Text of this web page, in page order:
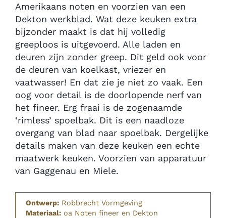
Amerikaans noten en voorzien van een
Dekton werkblad. Wat deze keuken extra
bijzonder maakt is dat hij volledig
greeploos is uitgevoerd. Alle laden en
deuren zijn zonder greep. Dit geld ook voor
de deuren van koelkast, vriezer en
vaatwasser! En dat zie je niet zo vaak. Een
oog voor detail is de doorlopende nerf van
het fineer. Erg fraai is de zogenaamde
‘rimless’ spoelbak. Dit is een naadloze
overgang van blad naar spoelbak. Dergelijke
details maken van deze keuken een echte
maatwerk keuken. Voorzien van apparatuur
van Gaggenau en Miele.
Ontwerp: Robbrecht Vormgeving
Materiaal: oa Noten fineer en Dekton